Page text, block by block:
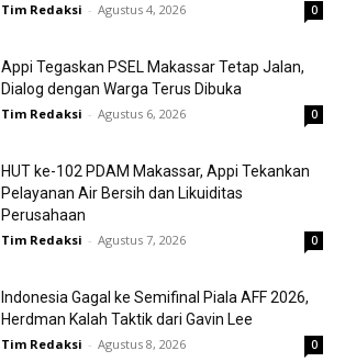
Tim Redaksi - Agustus 4, 2026 0
Appi Tegaskan PSEL Makassar Tetap Jalan,
Dialog dengan Warga Terus Dibuka
Tim Redaksi - Agustus 6, 2026 0
HUT ke-102 PDAM Makassar, Appi Tekankan
Pelayanan Air Bersih dan Likuiditas
Perusahaan
Tim Redaksi - Agustus 7, 2026 0
Indonesia Gagal ke Semifinal Piala AFF 2026,
Herdman Kalah Taktik dari Gavin Lee
Tim Redaksi - Agustus 8, 2026 0